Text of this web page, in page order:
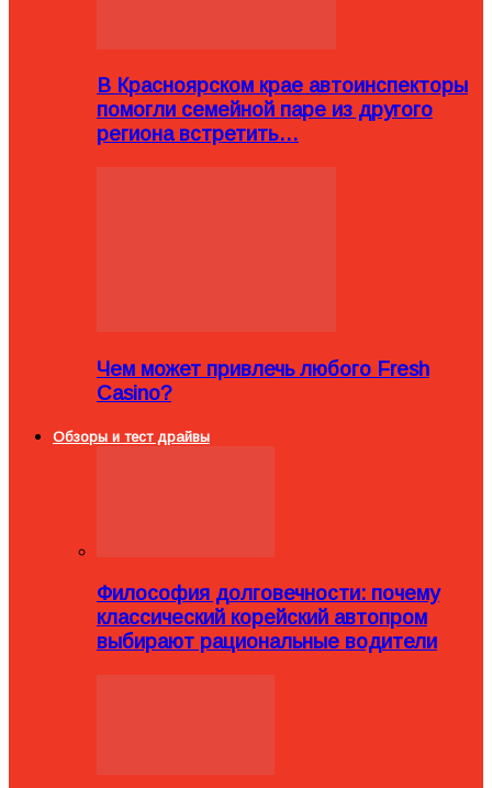
В Красноярском крае автоинспекторы
помогли семейной паре из другого
региона встретить…
Чем может привлечь любого Fresh
Casino?
Обзоры и тест драйвы
Философия долговечности: почему
классический корейский автопром
выбирают рациональные водители